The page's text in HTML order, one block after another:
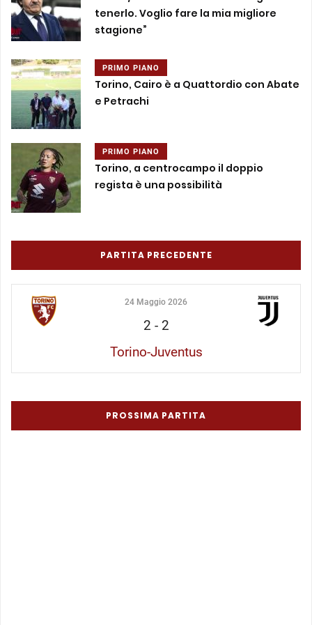
tenerlo. Voglio fare la mia migliore
stagione”
PRIMO PIANO
Torino, Cairo è a Quattordio con Abate
e Petrachi
PRIMO PIANO
Torino, a centrocampo il doppio
regista è una possibilità
PARTITA PRECEDENTE
24 Maggio 2026
2 - 2
Torino-Juventus
PROSSIMA PARTITA